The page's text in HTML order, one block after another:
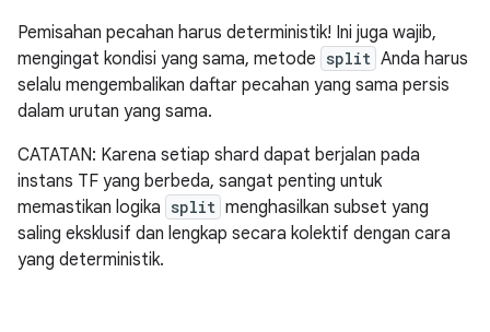
Pemisahan pecahan harus deterministik! Ini juga wajib,
mengingat kondisi yang sama, metode split Anda harus
selalu mengembalikan daftar pecahan yang sama persis
dalam urutan yang sama.
CATATAN: Karena setiap shard dapat berjalan pada
instans TF yang berbeda, sangat penting untuk
memastikan logika split menghasilkan subset yang
saling eksklusif dan lengkap secara kolektif dengan cara
yang deterministik.